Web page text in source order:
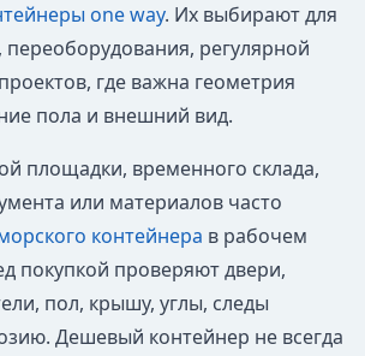
one way. Их выбирают для
регулярной
где важна геометрия
пола и внешний вид.
площадки, временного склада,
или материалов часто
контейнера в рабочем
покупкой проверяют двери,
пол, крышу, углы, следы
Дешевый контейнер не всегда